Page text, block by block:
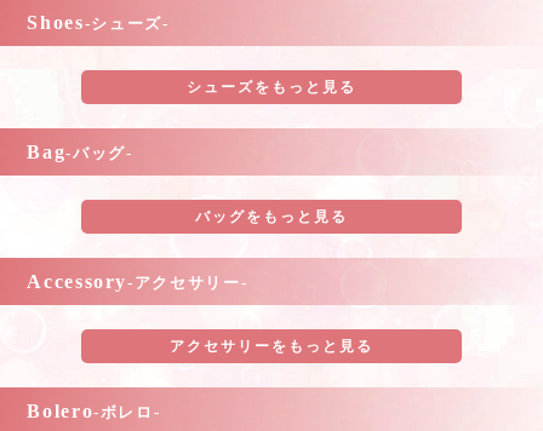
Shoes-シューズ-
シューズをもっと見る
Bag-バッグ-
バッグをもっと見る
Accessory-アクセサリー-
アクセサリーをもっと見る
Bolero-ボレロ-